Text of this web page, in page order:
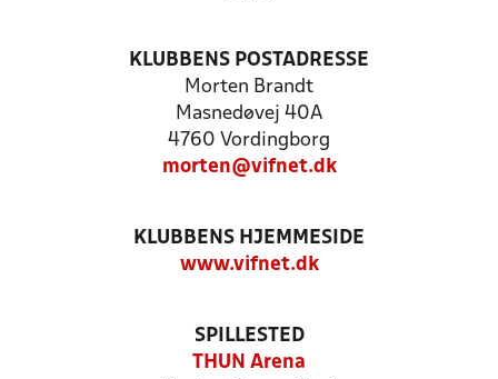
KLUBBENS POSTADRESSE
Morten Brandt
Masnedøvej 40A
4760 Vordingborg
morten@vifnet.dk
KLUBBENS HJEMMESIDE
www.vifnet.dk
SPILLESTED
THUN Arena